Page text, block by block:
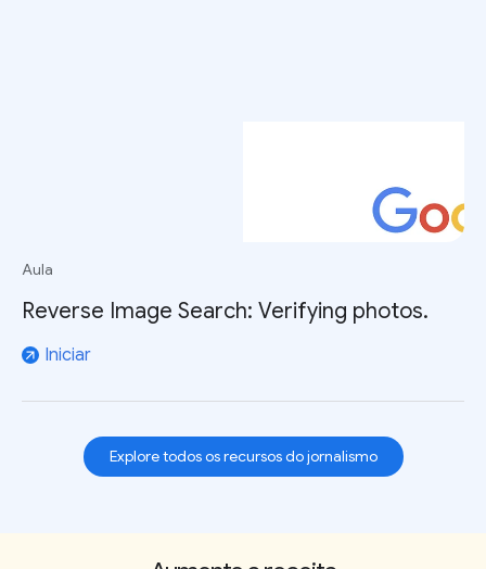
Aula
Reverse Image Search: Verifying photos.
arrow_outward Iniciar
Explore todos os recursos do jornalismo